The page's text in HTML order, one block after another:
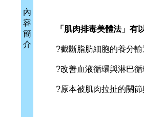
內
容
簡
介
「肌肉排毒美體法」有
?截斷脂肪細胞的養分輸
?改善血液循環與淋巴循
?原本被肌肉拉扯的關節